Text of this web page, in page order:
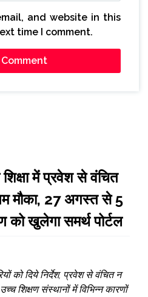
and website in this
time I comment.
में प्रवेश से वंचित
मौका, 27 अगस्त से 5
खुलेगा समर्थ पोर्टल
को दिये निर्देश, प्रवेश से वंचित न
शिक्षण संस्थानों में विभिन्न कारणों